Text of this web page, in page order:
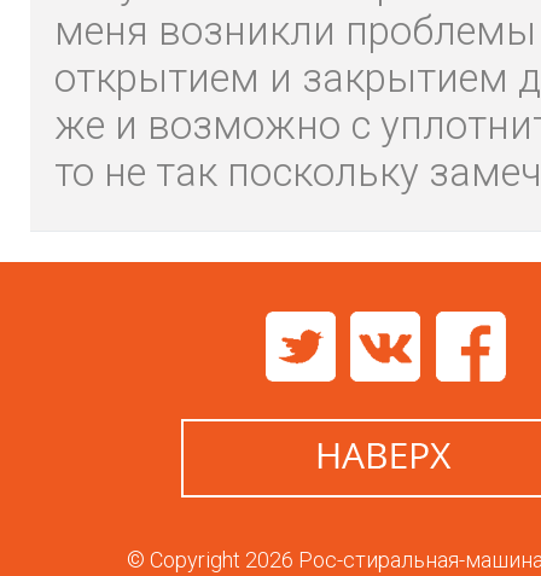
меня возникли
открытием и закрытием
же и возможно с
то не так поскольку
© Copyright 2026 Рос-стиральная-